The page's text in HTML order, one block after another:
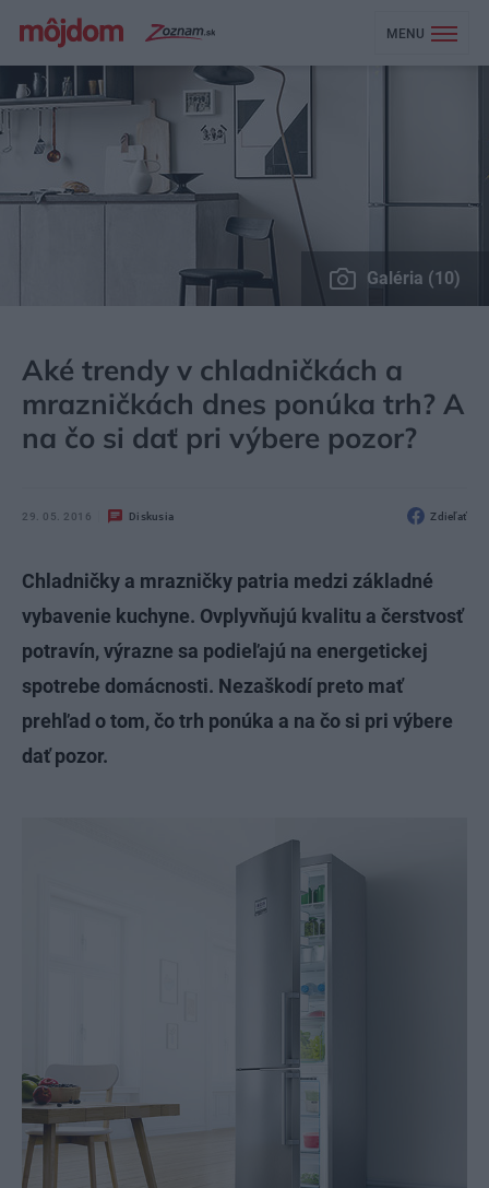
MENU
Galéria (10)
Aké trendy v chladničkách a
mrazničkách dnes ponúka trh? A
na čo si dať pri výbere pozor?
29. 05. 2016 Diskusia Zdieľať
Chladničky a mrazničky patria medzi základné
vybavenie kuchyne. Ovplyvňujú kvalitu a čerstvosť
potravín, výrazne sa podieľajú na energetickej
spotrebe domácnosti. Nezaškodí preto mať
prehľad o tom, čo trh ponúka a na čo si pri výbere
dať pozor.